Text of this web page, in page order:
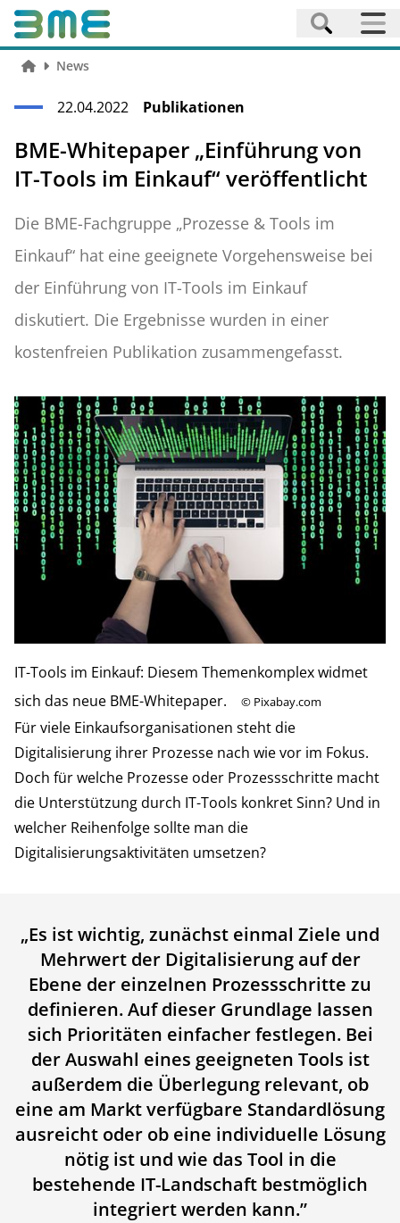
News
22.04.2022 Publikationen
BME-Whitepaper „Einführung von
IT-Tools im Einkauf“ veröffentlicht
Die BME-Fachgruppe „Prozesse & Tools im
Einkauf“ hat eine geeignete Vorgehensweise bei
der Einführung von IT-Tools im Einkauf
diskutiert. Die Ergebnisse wurden in einer
kostenfreien Publikation zusammengefasst.
IT-Tools im Einkauf: Diesem Themenkomplex widmet
sich das neue BME-Whitepaper.
© Pixabay.com
Für viele Einkaufsorganisationen steht die
Digitalisierung ihrer Prozesse nach wie vor im Fokus.
Doch für welche Prozesse oder Prozessschritte macht
die Unterstützung durch IT-Tools konkret Sinn? Und in
welcher Reihenfolge sollte man die
Digitalisierungsaktivitäten umsetzen?
„Es ist wichtig, zunächst einmal Ziele und
Mehrwert der Digitalisierung auf der
Ebene der einzelnen Prozessschritte zu
definieren. Auf dieser Grundlage lassen
sich Prioritäten einfacher festlegen. Bei
der Auswahl eines geeigneten Tools ist
außerdem die Überlegung relevant, ob
eine am Markt verfügbare Standardlösung
ausreicht oder ob eine individuelle Lösung
nötig ist und wie das Tool in die
bestehende IT-Landschaft bestmöglich
integriert werden kann.”